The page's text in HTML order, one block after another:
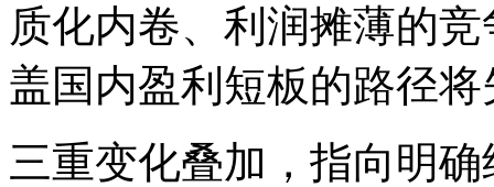
质化内卷、利润摊薄的
盖国内盈利短板的路径将
三重变化叠加，指向明